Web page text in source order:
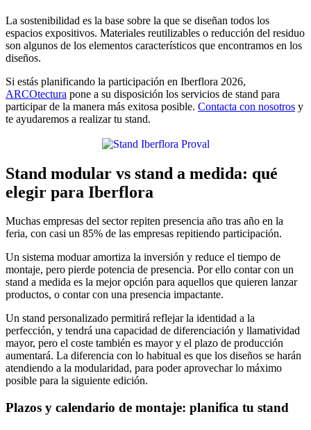
La sostenibilidad es la base sobre la que se diseñan todos los
espacios expositivos. Materiales reutilizables o reducción del residuo
son algunos de los elementos característicos que encontramos en los
diseños.
Si estás planificando la participación en Iberflora 2026,
ARCOtectura pone a su disposición los servicios de stand para
participar de la manera más exitosa posible. Contacta con nosotros y
te ayudaremos a realizar tu stand.
Stand modular vs stand a medida: qué
elegir para Iberflora
Muchas empresas del sector repiten presencia año tras año en la
feria, con casi un 85% de las empresas repitiendo participación.
Un sistema moduar amortiza la inversión y reduce el tiempo de
montaje, pero pierde potencia de presencia. Por ello contar con un
stand a medida es la mejor opción para aquellos que quieren lanzar
productos, o contar con una presencia impactante.
Un stand personalizado permitirá reflejar la identidad a la
perfección, y tendrá una capacidad de diferenciación y llamatividad
mayor, pero el coste también es mayor y el plazo de producción
aumentará. La diferencia con lo habitual es que los diseños se harán
atendiendo a la modularidad, para poder aprovechar lo máximo
posible para la siguiente edición.
Plazos y calendario de montaje: planifica tu stand